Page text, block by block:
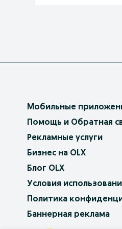
Мобильные
Помощь и Обратная
Рекламные услуги
Бизнес на OLX
Блог OLX
Условия
Политика
Баннерная реклама